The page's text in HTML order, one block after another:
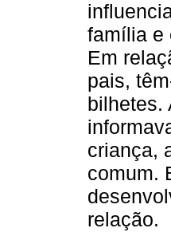
família e
Em
pais,
bilhetes.
criança,
comum.
relação.